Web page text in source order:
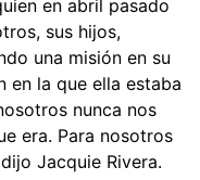
en abril pasado
sus hijos,
una misión en su
en la que ella estaba
nunca nos
era. Para nosotros
Jacquie Rivera.